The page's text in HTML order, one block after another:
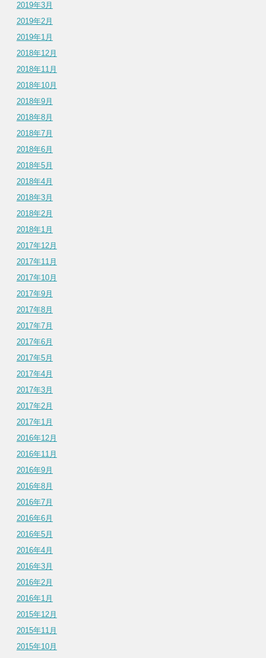
2019年3月
2019年2月
2019年1月
2018年12月
2018年11月
2018年10月
2018年9月
2018年8月
2018年7月
2018年6月
2018年5月
2018年4月
2018年3月
2018年2月
2018年1月
2017年12月
2017年11月
2017年10月
2017年9月
2017年8月
2017年7月
2017年6月
2017年5月
2017年4月
2017年3月
2017年2月
2017年1月
2016年12月
2016年11月
2016年9月
2016年8月
2016年7月
2016年6月
2016年5月
2016年4月
2016年3月
2016年2月
2016年1月
2015年12月
2015年11月
2015年10月